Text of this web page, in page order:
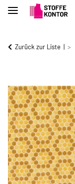
Zurück zur Liste